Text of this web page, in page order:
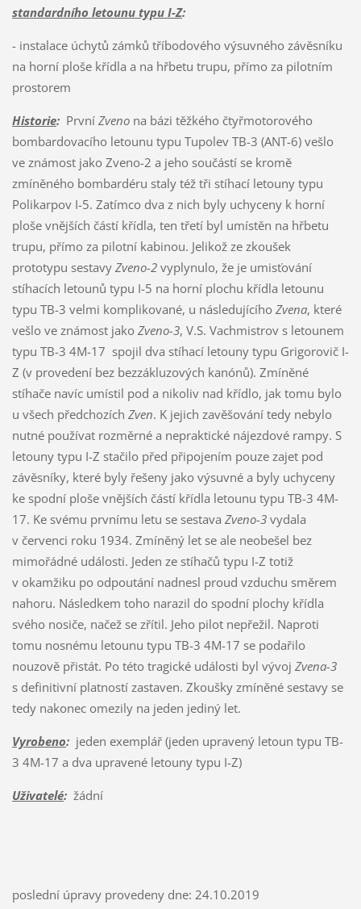
standardního letounu typu I-Z:
- instalace úchytů zámků tříbodového výsuvného závěsníku
na horní ploše křídla a na hřbetu trupu, přímo za pilotním
prostorem
Historie:První Zvenona bázi těžkého čtyřmotorového
bombardovacího letounu typu Tupolev TB-3 (ANT-6) vešlo
ve známost jako Zveno-2 a jeho součástí se kromě
zmíněného bombardéru staly též tři stíhací letouny typu
Polikarpov I-5. Zatímco dva z nich byly uchyceny k horní
ploše vnějších částí křídla, ten třetí byl umístěn na hřbetu
trupu, přímo za pilotní kabinou. Jelikož ze zkoušek
prototypu sestavy Zveno-2vyplynulo, že je umisťování
stíhacích letounů typu I-5 na horní plochu křídla letounu
typu TB-3 velmi komplikované, u následujícího Zvena, které
vešlo ve známost jako Zveno-3, V.S. Vachmistrov s letounem
typu TB-3 4M-17 spojil dva stíhací letouny typu Grigorovič I-
Z (v provedení bez bezzákluzových kanónů). Zmíněné
stíhače navíc umístil pod a nikoliv nad křídlo, jak tomu bylo
u všech předchozích Zven. K jejich zavěšování tedy nebylo
nutné používat rozměrné a nepraktické nájezdové rampy. S
letouny typu I-Z stačilo před připojením pouze zajet pod
závěsníky, které byly řešeny jako výsuvné a byly uchyceny
ke spodní ploše vnějších částí křídla letounu typu TB-3 4M-
17. Ke svému prvnímu letu se sestava Zveno-3vydala
v červenci roku 1934. Zmíněný let se ale neobešel bez
mimořádné události. Jeden ze stíhačů typu I-Z totiž
v okamžiku po odpoutání nadnesl proud vzduchu směrem
nahoru. Následkem toho narazil do spodní plochy křídla
svého nosiče, načež se zřítil. Jeho pilot nepřežil. Naproti
tomu nosnému letounu typu TB-3 4M-17 se podařilo
nouzově přistát. Po této tragické události byl vývoj Zvena-3
s definitivní platností zastaven. Zkoušky zmíněné sestavy se
tedy nakonec omezily na jeden jediný let.
Vyrobeno:jeden exemplář (jeden upravený letoun typu TB-
3 4M-17 a dva upravené letouny typu I-Z)
Uživatelé:žádní
poslední úpravy provedeny dne: 24.10.2019